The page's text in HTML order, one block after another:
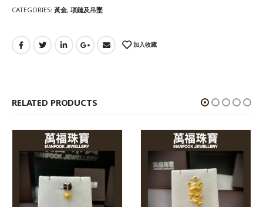
CATEGORIES: 黃金, 項鏈及吊墜
加入收藏
RELATED PRODUCTS